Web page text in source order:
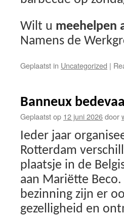
Wilt u meehelpen
Namens de
Geplaatst in Uncategorized |
Banneux
Geplaatst op 12 juni 2026door
Ieder jaar
Rotterdam
plaatsje in de
aan Mariëtte
bezinning zijn er
gezelligheid en